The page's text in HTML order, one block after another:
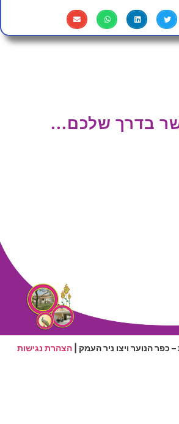
בדרך שלכם...
כפר הנוער ויצו ניר העמק | הצהרת נגישות